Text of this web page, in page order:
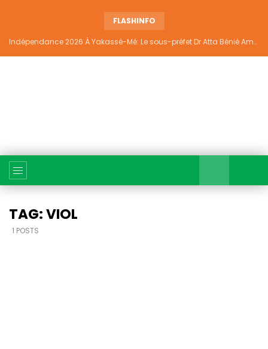
FLASHINFO
Indépendance 2026 À Yakassé-Mé: Le sous-préfet Dr Atta Bénié Amédé appelle à l’unité, à la sécurité et au développement
TAG: VIOL
1 POSTS